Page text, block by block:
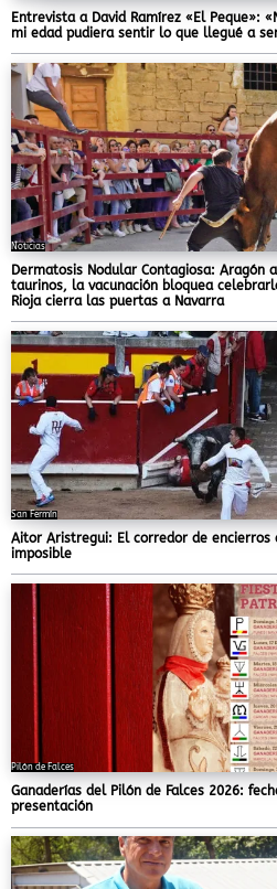
Entrevista a David Ramírez «El Peque»:
mi edad pudiera sentir lo que llegué a
Noticias
Dermatosis Nodular Contagiosa: Aragón
taurinos, la vacunación bloquea
Rioja cierra las puertas a Navarra
San Fermín
Aitor Aristregui: El corredor de encierros
imposible
Pilón de Falces
Ganaderías del Pilón de Falces 2026:
presentación